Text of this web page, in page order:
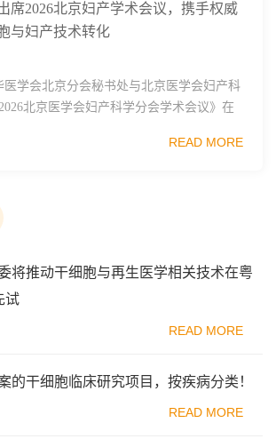
席2026北京妇产学术会议，携手权威
与妇产技术转化
医学会北京分会秘书处与北京医学会妇产科
北京医学会妇产科学分会学术会议》在
READ MORE
将推动干细胞与再生医学相关技术在粤
试
READ MORE
的干细胞临床研究项目，按疾病分类！
READ MORE